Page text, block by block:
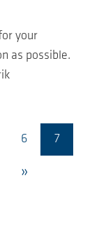
your
as possible.
6 7
»